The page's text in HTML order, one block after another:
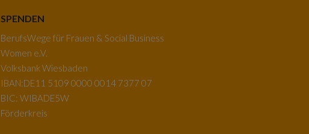
SPENDEN
BerufsWege für Frauen & Social Business
Women e.V.
Volksbank Wiesbaden
IBAN:DE11 5109 0000 0014 7377 07
BIC: WIBADE5W
Förderkreis